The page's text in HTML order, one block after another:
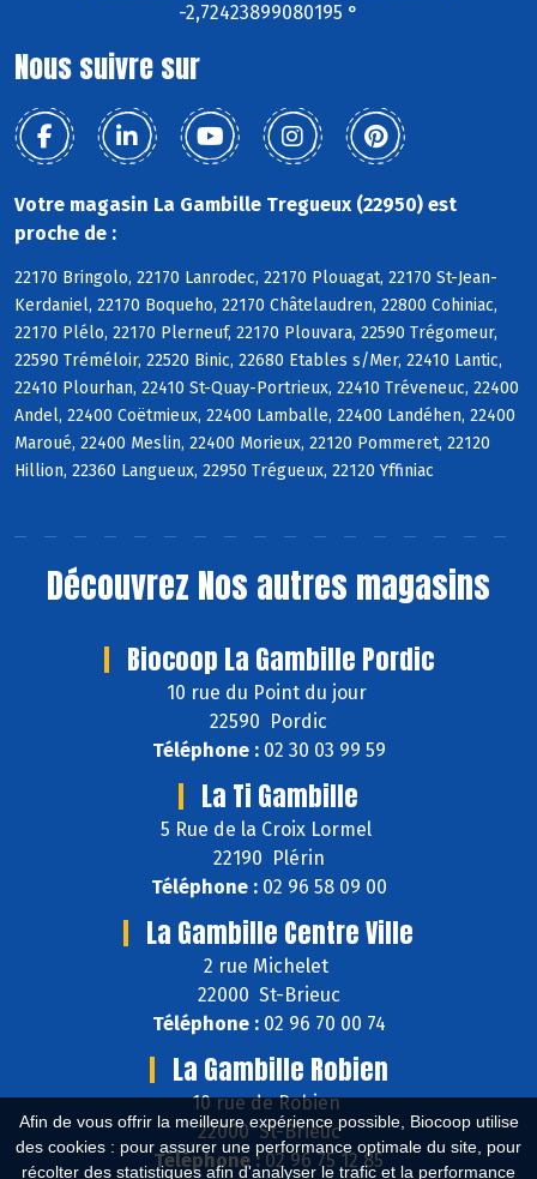
Afin de vous offrir la meilleure expérience possible, Biocoop utilise
des cookies : pour assurer une performance optimale du site, pour
récolter des statistiques afin d'analyser le trafic et la performance
-2,72423899080195 °
Nous suivre sur
Votre magasin La Gambille Tregueux (22950) est
proche de :
22170 Bringolo, 22170 Lanrodec, 22170 Plouagat, 22170 St-Jean-
Kerdaniel, 22170 Boqueho, 22170 Châtelaudren, 22800 Cohiniac,
22170 Plélo, 22170 Plerneuf, 22170 Plouvara, 22590 Trégomeur,
22590 Tréméloir, 22520 Binic, 22680 Etables s/Mer, 22410 Lantic,
22410 Plourhan, 22410 St-Quay-Portrieux, 22410 Tréveneuc, 22400
Andel, 22400 Coëtmieux, 22400 Lamballe, 22400 Landéhen, 22400
Maroué, 22400 Meslin, 22400 Morieux, 22120 Pommeret, 22120
Hillion, 22360 Langueux, 22950 Trégueux, 22120 Yffiniac
Découvrez Nos autres magasins
Biocoop La Gambille Pordic
10 rue du Point du jour
22590 Pordic
Téléphone :02 30 03 99 59
La Ti Gambille
5 Rue de la Croix Lormel
22190 Plérin
Téléphone :02 96 58 09 00
La Gambille Centre Ville
2 rue Michelet
22000 St-Brieuc
Téléphone :02 96 70 00 74
La Gambille Robien
10 rue de Robien
22000 St-Brieuc
Téléphone :02 96 75 12 85